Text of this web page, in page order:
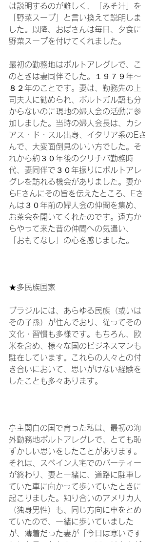
は説明するのが難しく、「みそ汁」を
「野菜スープ」と言い換えて説明しま
した。以降、おばさんは毎日、夕食に
野菜スープを付けてくれました。
最初の勤務地はポルトアレグレで、こ
のときは妻同伴でした。１９７９年～
８２年のことです。妻は、勤務先の上
司夫人に勧められ、ポルトガル語も分
からないのに現地の婦人会の活動に参
加しました。当時の婦人会長は、カシ
アス・ド・スル出身、イタリア系のEさ
んで、大変面倒見のいい方でした。そ
れから約３０年後のクリチバ勤務時
代、妻同伴で３０年振りにポルトアレ
グレを訪れる機会がありました。妻か
らEさんにその旨を伝えたところ、Eさ
んは３０年前の婦人会の仲間を集め、
お茶会を開いてくれたのです。遠方か
らやって来た昔の仲間への気遣い、
「おもてなし」の心を感じました。
★多民族国家
ブラジルには、あらゆる民族（或いは
その子孫）が住んでおり、従ってその
文化・習慣も多様です。もちろん、欧
米を含め、様々な国のビジネスマンも
駐在しています。これらの人々との付
き合いにおいて、思いがけない経験を
したことも多々あります。
亭主関白の国で育った私は、最初の海
外勤務地ポルトアレグレで、とても恥
ずかしい思いをしたことがあります。
それは、スペイン人宅でのパーティー
が終わり、妻と一緒に、道路に駐車し
ていた車に向かって歩いていたときに
起こりました。知り合いのアメリカ人
（独身男性）も、同じ方向に車をとめ
ていたので、一緒に歩いていました
が、薄着だった妻が「今日は寒いです